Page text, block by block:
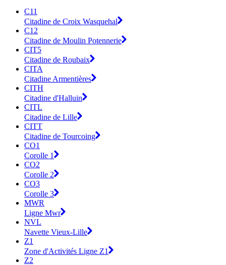
C11
Citadine de Croix Wasquehal
C12
Citadine de Moulin Potennerie
CIT5
Citadine de Roubaix
CITA
Citadine Armentières
CITH
Citadine d'Halluin
CITL
Citadine de Lille
CITT
Citadine de Tourcoing
CO1
Corolle 1
CO2
Corolle 2
CO3
Corolle 3
MWR
Ligne Mwr
NVL
Navette Vieux-Lille
Z1
Zone d'Activités Ligne Z1
Z2